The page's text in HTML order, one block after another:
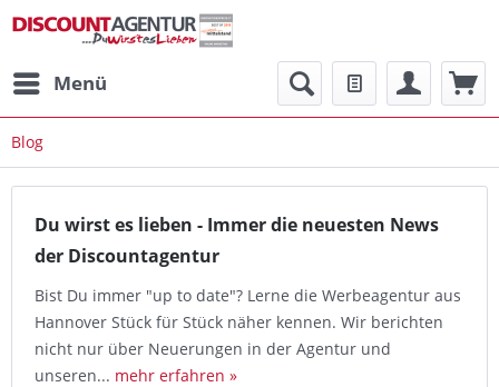
Menü
Blog
Du wirst es lieben - Immer die neuesten News
der Discountagentur
Bist Du immer "up to date"? Lerne die Werbeagentur aus
Hannover Stück für Stück näher kennen. Wir berichten
nicht nur über Neuerungen in der Agentur und
unseren... mehr erfahren »